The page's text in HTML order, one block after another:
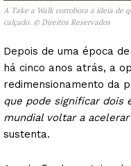
A Take a Walk corrobora a ideia de
calçado. © Direitos Reservados
Depois de uma época
há cinco anos atrás, a
redimensionamento da
que pode significar dois
mundial voltar a
sustenta.